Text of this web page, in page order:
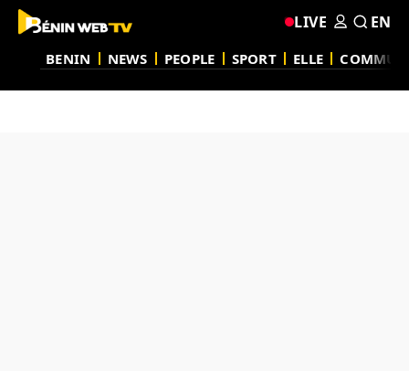
BENIN NEWS PEOPLE SPORT ELLE
LIVE EN